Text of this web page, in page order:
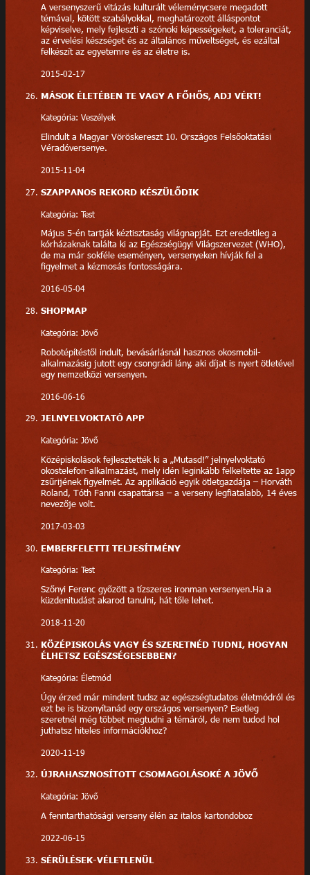
A versenyszerű vitázás kulturált véleménycsere megadott
témával, kötött szabályokkal, meghatározott álláspontot
képviselve, mely fejleszti a szónoki képességeket, a toleranciát,
az érvelési készséget és az általános műveltséget, és ezáltal
felkészít az egyetemre és az életre is.
2015-02-17
MÁSOK ÉLETÉBEN TE VAGY A FŐHŐS, ADJ VÉRT!
Kategória: Veszélyek
Elindult a Magyar Vöröskereszt 10. Országos Felsőoktatási
Véradóversenye.
2015-11-04
SZAPPANOS REKORD KÉSZÜLŐDIK
Kategória: Test
Május 5-én tartják kéztisztaság világnapját. Ezt eredetileg a
kórházaknak találta ki az Egészségügyi Világszervezet (WHO),
de ma már sokféle eseményen, versenyeken hívják fel a
figyelmet a kézmosás fontosságára.
2016-05-04
SHOPMAP
Kategória: Jövő
Robotépítéstől indult, bevásárlásnál hasznos okosmobil-
alkalmazásig jutott egy csongrádi lány, aki díjat is nyert ötletével
egy nemzetközi versenyen.
2016-06-16
JELNYELVOKTATÓ APP
Kategória: Jövő
Középiskolások fejlesztették ki a „Mutasd!” jelnyelvoktató
okostelefon-alkalmazást, mely idén leginkább felkeltette az 1app
zsűrijének figyelmét. Az applikáció egyik ötletgazdája – Horváth
Roland, Tóth Fanni csapattársa – a verseny legfiatalabb, 14 éves
nevezője volt.
2017-03-03
EMBERFELETTI TELJESÍTMÉNY
Kategória: Test
Szőnyi Ferenc győzött a tízszeres ironman versenyen.Ha a
küzdenitudást akarod tanulni, hát tőle lehet.
2018-11-20
KÖZÉPISKOLÁS VAGY ÉS SZERETNÉD TUDNI, HOGYAN
ÉLHETSZ EGÉSZSÉGESEBBEN?
Kategória: Életmód
Úgy érzed már mindent tudsz az egészségtudatos életmódról és
ezt be is bizonyítanád egy országos versenyen? Esetleg
szeretnél még többet megtudni a témáról, de nem tudod hol
juthatsz hiteles információkhoz?
2020-11-19
ÚJRAHASZNOSÍTOTT CSOMAGOLÁSOKÉ A JÖVŐ
Kategória: Jövő
A fenntarthatósági verseny élén az italos kartondoboz
2022-06-15
SÉRÜLÉSEK-VÉLETLENÜL